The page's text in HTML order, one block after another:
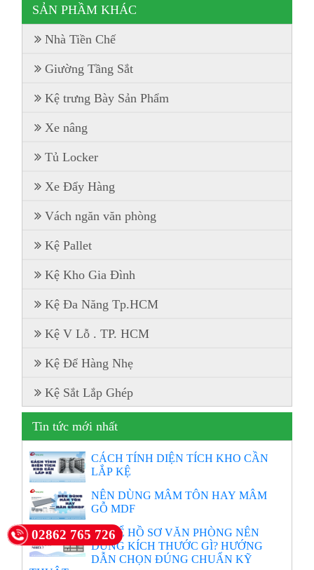
SẢN PHẦM KHÁC
Nhà Tiền Chế
Giường Tầng Sắt
Kệ trưng Bày Sản Phẩm
Xe nâng
Tủ Locker
Xe Đẩy Hàng
Vách ngăn văn phòng
Kệ Pallet
Kệ Kho Gia Đình
Kệ Đa Năng Tp.HCM
Kệ V Lỗ . TP. HCM
Kệ Để Hàng Nhẹ
Kệ Sắt Lắp Ghép
Tin tức mới nhất
CÁCH TÍNH DIỆN TÍCH KHO CẦN
LẮP KỆ
NÊN DÙNG MÂM TÔN HAY MÂM
GỖ MDF
KỆ ĐỂ HỒ SƠ VĂN PHÒNG NÊN
DÙNG KÍCH THƯỚC GÌ? HƯỚNG
DẪN CHỌN ĐÚNG CHUẨN KỸ
02862 765 726